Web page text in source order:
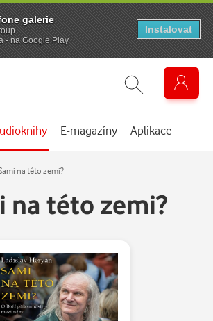
E-magazíny Aplikace
na této zemi?
na této zemi?
galerie
- na Google Play
Instalovat